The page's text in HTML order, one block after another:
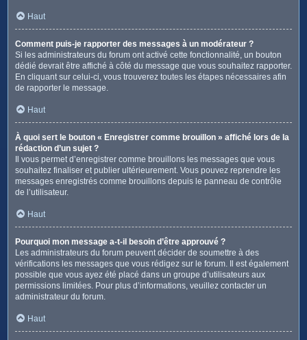
Haut
Comment puis-je rapporter des messages à un modérateur ?
Si les administrateurs du forum ont activé cette fonctionnalité, un bouton
dédié devrait être affiché à côté du message que vous souhaitez rapporter.
En cliquant sur celui-ci, vous trouverez toutes les étapes nécessaires afin
de rapporter le message.
Haut
À quoi sert le bouton « Enregistrer comme brouillon » affiché lors de la
rédaction d’un sujet ?
Il vous permet d’enregistrer comme brouillons les messages que vous
souhaitez finaliser et publier ultérieurement. Vous pouvez reprendre les
messages enregistrés comme brouillons depuis le panneau de contrôle
de l’utilisateur.
Haut
Pourquoi mon message a-t-il besoin d’être approuvé ?
Les administrateurs du forum peuvent décider de soumettre à des
vérifications les messages que vous rédigez sur le forum. Il est également
possible que vous ayez été placé dans un groupe d’utilisateurs aux
permissions limitées. Pour plus d’informations, veuillez contacter un
administrateur du forum.
Haut